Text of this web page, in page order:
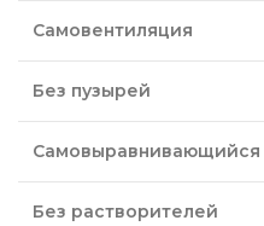
Самовентиляция
Без пузырей
Самовыравнивающийся
Без растворителей